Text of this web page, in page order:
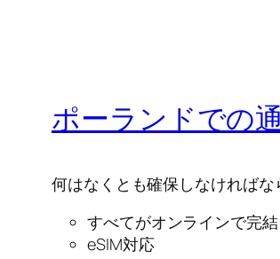
ポーランドでの
何はなくとも確保しなければな
すべてがオンラインで完結
eSIM対応